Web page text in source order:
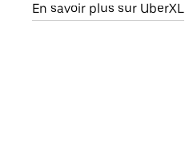
En savoir plus sur UberXL